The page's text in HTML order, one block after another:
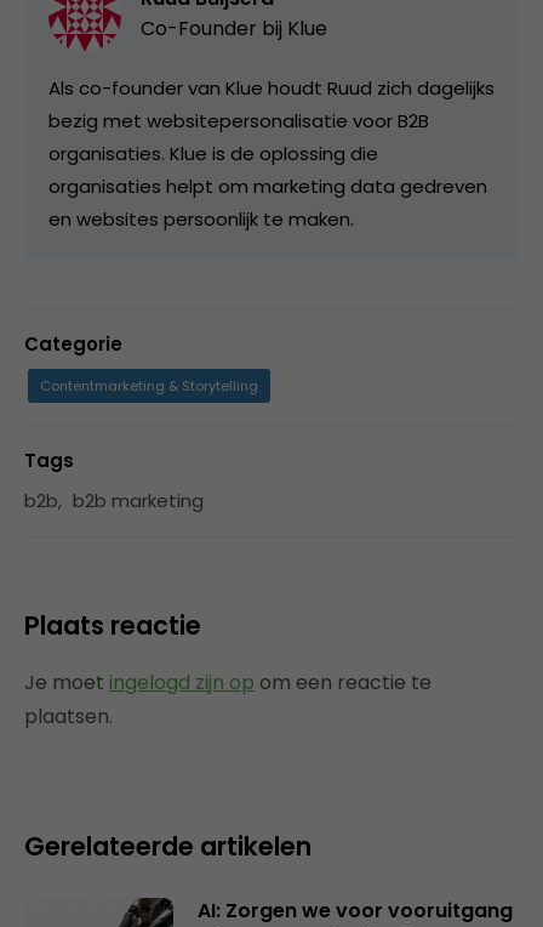
Co-Founder bij Klue
Als co-founder van Klue houdt Ruud zich dagelijks
bezig met websitepersonalisatie voor B2B
organisaties. Klue is de oplossing die
organisaties helpt om marketing data gedreven
en websites persoonlijk te maken.
Categorie
Contentmarketing & Storytelling
Tags
b2b, b2b marketing
Plaats reactie
Je moet ingelogd zijn op om een reactie te
plaatsen.
Gerelateerde artikelen
AI: Zorgen we voor vooruitgang